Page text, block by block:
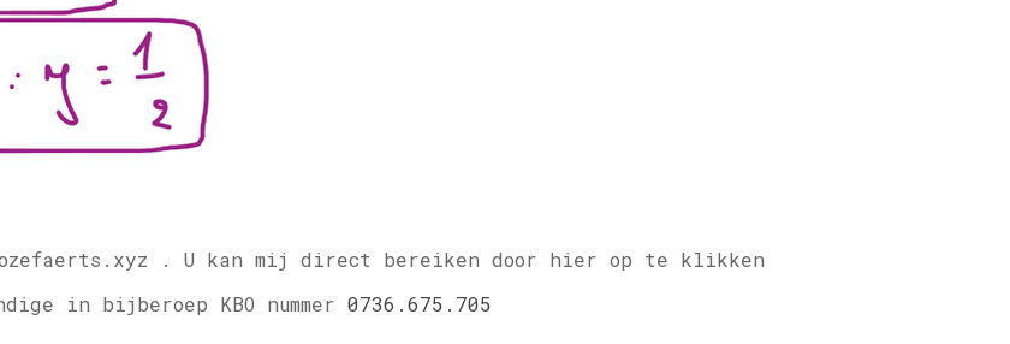
. U kan mij direct bereiken door hier op te klikken
in bijberoep KBO nummer 0736.675.705